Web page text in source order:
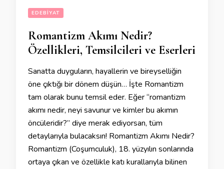
EDEBIYAT
Romantizm Akımı Nedir?
Özellikleri, Temsilcileri ve Eserleri
Sanatta duyguların, hayallerin ve bireyselliğin
öne çıktığı bir dönem düşün… İşte Romantizm
tam olarak bunu temsil eder. Eğer “romantizm
akımı nedir, neyi savunur ve kimler bu akımın
öncüleridir?” diye merak ediyorsan, tüm
detaylarıyla bulacaksın! Romantizm Akımı Nedir?
Romantizm (Coşumculuk), 18. yüzyılın sonlarında
ortaya çıkan ve özellikle katı kurallarıyla bilinen